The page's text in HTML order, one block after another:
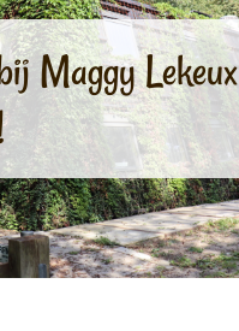
Maggy Lekeux